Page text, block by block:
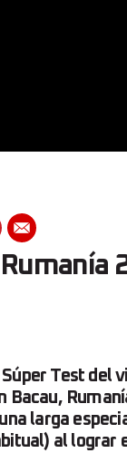
Test del
Bacau,
larga
al lograr